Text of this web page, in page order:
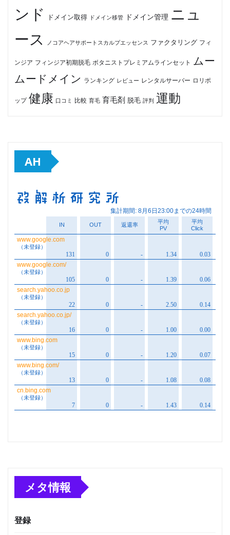
ンド
ドメイン取得 ドメイン移管 ドメイン管理 ニュ
ース
ノコアヘアサポートスカルプエッセンス ファクタリング フィ
ンジア フィンジア初期脱毛 ボタニストプレミアムラインセット ムー
ムードメイン ランキング レビュー レンタルサーバー ロリポ
ップ 健康 口コミ 比較 育毛 育毛剤 脱毛 評判 運動
AH
メタ情報
登録